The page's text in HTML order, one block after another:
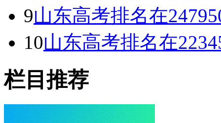
9山东高考排名在
10山东高考排名在
栏目推荐